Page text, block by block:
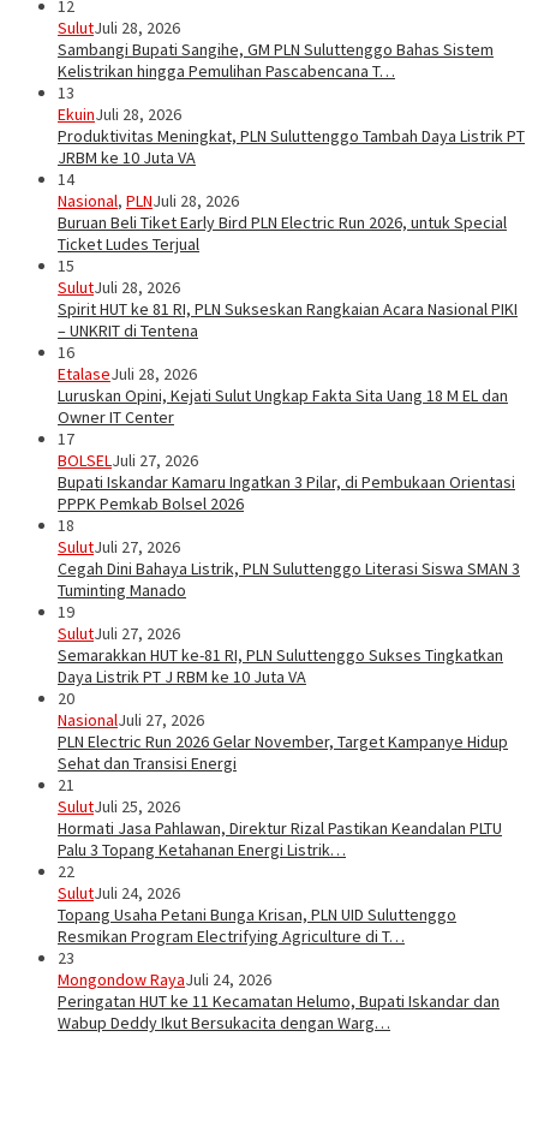
12
SulutJuli 28, 2026
Sambangi Bupati Sangihe, GM PLN Suluttenggo Bahas Sistem
Kelistrikan hingga Pemulihan Pascabencana T…
13
EkuinJuli 28, 2026
Produktivitas Meningkat, PLN Suluttenggo Tambah Daya Listrik PT
JRBM ke 10 Juta VA
14
Nasional, PLNJuli 28, 2026
Buruan Beli Tiket Early Bird PLN Electric Run 2026, untuk Special
Ticket Ludes Terjual
15
SulutJuli 28, 2026
Spirit HUT ke 81 RI, PLN Sukseskan Rangkaian Acara Nasional PIKI
– UNKRIT di Tentena
16
EtalaseJuli 28, 2026
Luruskan Opini, Kejati Sulut Ungkap Fakta Sita Uang 18 M EL dan
Owner IT Center
17
BOLSELJuli 27, 2026
Bupati Iskandar Kamaru Ingatkan 3 Pilar, di Pembukaan Orientasi
PPPK Pemkab Bolsel 2026
18
SulutJuli 27, 2026
Cegah Dini Bahaya Listrik, PLN Suluttenggo Literasi Siswa SMAN 3
Tuminting Manado
19
SulutJuli 27, 2026
Semarakkan HUT ke-81 RI, PLN Suluttenggo Sukses Tingkatkan
Daya Listrik PT J RBM ke 10 Juta VA
20
NasionalJuli 27, 2026
PLN Electric Run 2026 Gelar November, Target Kampanye Hidup
Sehat dan Transisi Energi
21
SulutJuli 25, 2026
Hormati Jasa Pahlawan, Direktur Rizal Pastikan Keandalan PLTU
Palu 3 Topang Ketahanan Energi Listrik…
22
SulutJuli 24, 2026
Topang Usaha Petani Bunga Krisan, PLN UID Suluttenggo
Resmikan Program Electrifying Agriculture di T…
23
Mongondow RayaJuli 24, 2026
Peringatan HUT ke 11 Kecamatan Helumo, Bupati Iskandar dan
Wabup Deddy Ikut Bersukacita dengan Warg…